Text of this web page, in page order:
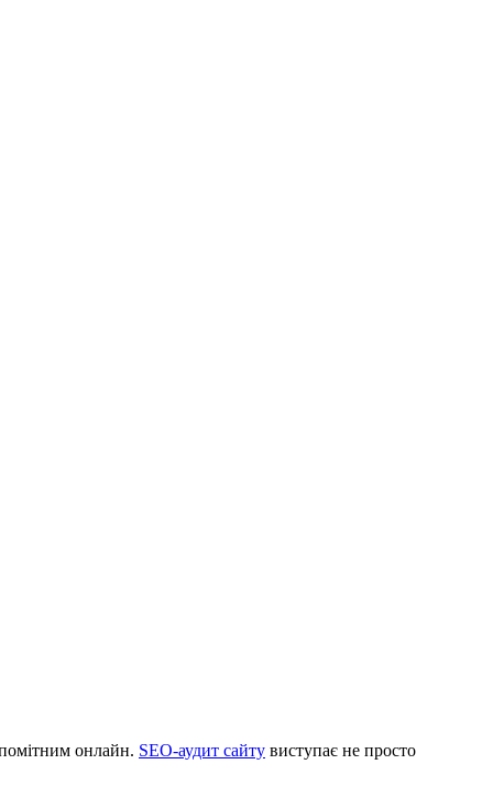
онлайн. SEO‑аудит сайту виступає не просто